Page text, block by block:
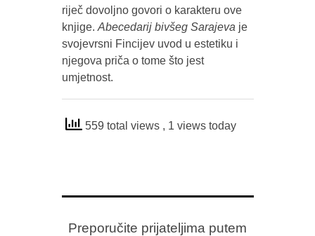
riječ dovoljno govori o karakteru ove
knjige. Abecedarij bivšeg Sarajeva je
svojevrsni Fincijev uvod u estetiku i
njegova priča o tome što jest
umjetnost.
559 total views , 1 views today
Preporučite prijateljima putem